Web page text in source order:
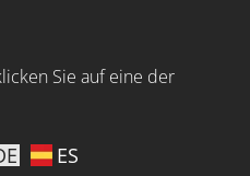
Sie auf eine der
ES